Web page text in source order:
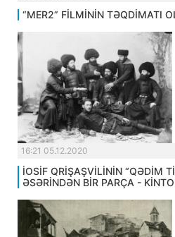
“MER2” FİLMİNİN TƏQDİMATI
16:21 05.12.2020
İOSİF QRİŞAŞVİLİNİN “QƏDİM
ƏSƏRİNDƏN BİR PARÇA -